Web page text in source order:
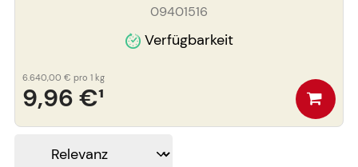
09401516
Verfügbarkeit
9,96 €¹
6.640,00 € pro 1 kg